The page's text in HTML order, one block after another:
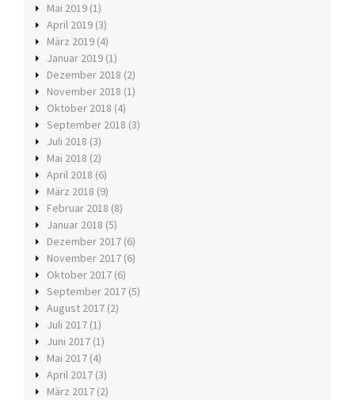
Mai 2019 (1)
April 2019 (3)
März 2019 (4)
Januar 2019 (1)
Dezember 2018 (2)
November 2018 (1)
Oktober 2018 (4)
September 2018 (3)
Juli 2018 (3)
Mai 2018 (2)
April 2018 (6)
März 2018 (9)
Februar 2018 (8)
Januar 2018 (5)
Dezember 2017 (6)
November 2017 (6)
Oktober 2017 (6)
September 2017 (5)
August 2017 (2)
Juli 2017 (1)
Juni 2017 (1)
Mai 2017 (4)
April 2017 (3)
März 2017 (2)